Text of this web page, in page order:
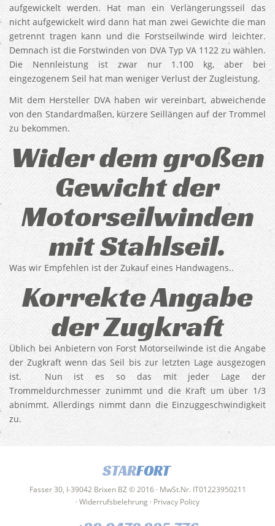
aufgewickelt werden. Hat man ein Verlängerungsseil das
nicht aufgewickelt wird dann hat man zwei Gewichte die man
getrennt tragen kann und die Forstseilwinde wird leichter.
Demnach ist die Forstwinden von DVA Typ VA 1122 zu wählen.
Die Nennleistung ist zwar nur 1.100 kg, aber bei
eingezogenem Seil hat man weniger Verlust der Zugleistung.
Mit dem Hersteller DVA haben wir vereinbart, abweichende
von den Standardmaßen, kürzere Seillängen auf der Trommel
zu bekommen.
Wider dem großen
Gewicht der
Motorseilwinden
mit Stahlseil.
Was wir Empfehlen ist der Zukauf eines Handwagens..
Korrekte Angabe
der Zugkraft
Üblich bei Anbietern von Forst Motorseilwinde ist die Angabe
der Zugkraft wenn das Seil bis zur letzten Lage ausgezogen
ist. Nun ist es so das mit jeder Lage der
Trommeldurchmesser zunimmt und die Kraft um über 1/3
abnimmt. Allerdings nimmt dann die Einzuggeschwindigkeit
zu.
STARFORT
Fasser 30, I-39042 Brixen BZ © 2016 · MwSt.Nr. IT01223950211
· Widerrufsbelehrung · Privacy Policy